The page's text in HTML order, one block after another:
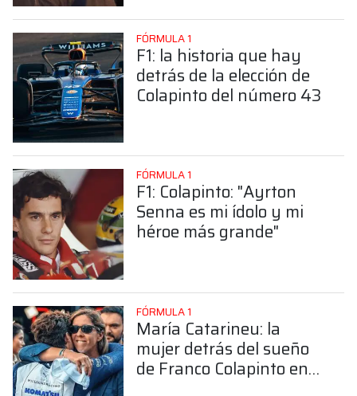
FÓRMULA 1
F1: la historia que hay
detrás de la elección de
Colapinto del número 43
FÓRMULA 1
F1: Colapinto: "Ayrton
Senna es mi ídolo y mi
héroe más grande"
FÓRMULA 1
María Catarineu: la
mujer detrás del sueño
de Franco Colapinto en